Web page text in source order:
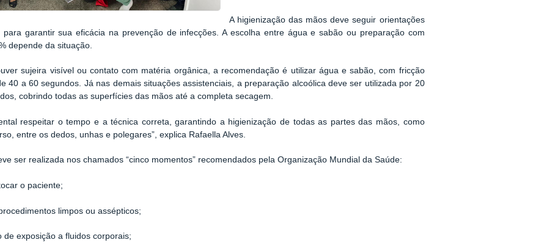
A higienização das mãos deve seguir orientações
para garantir sua eficácia na prevenção de infecções. A escolha entre água e sabão ou preparação com
depende da situação.
sujeira visível ou contato com matéria orgânica, a recomendação é utilizar água e sabão, com fricção
40 a 60 segundos. Já nas demais situações assistenciais, a preparação alcoólica deve ser utilizada por 20
cobrindo todas as superfícies das mãos até a completa secagem.
respeitar o tempo e a técnica correta, garantindo a higienização de todas as partes das mãos, como
entre os dedos, unhas e polegares”, explica Rafaella Alves.
ser realizada nos chamados “cinco momentos” recomendados pela Organização Mundial da Saúde:
o paciente;
limpos ou assépticos;
de exposição a fluidos corporais;